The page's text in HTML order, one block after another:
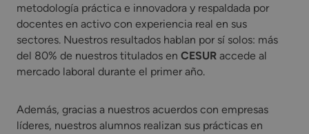
metodología práctica e innovadora y respaldada por
docentes en activo con experiencia real en sus
sectores. Nuestros resultados hablan por sí solos: más
del 80% de nuestros titulados en CESUR accede al
mercado laboral durante el primer año.
Además, gracias a nuestros acuerdos con empresas
líderes, nuestros alumnos realizan sus prácticas en